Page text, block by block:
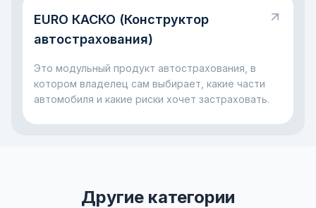
автокредитом часто появляется страховка: она
помогает снизить риски для банка и для самого
неприятность.
EURO КАСКО (Конструктор
автострахования)
Это модульный продукт автострахования, в
котором владелец сам выбирает, какие части
автомобиля и какие риски хочет застраховать.
Другие категории